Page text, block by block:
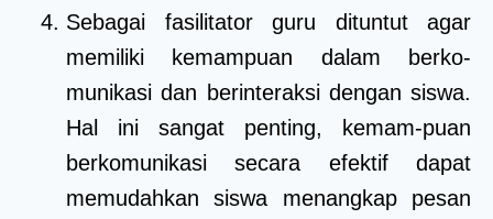
Sebagai fasilitator guru dituntut agar
memiliki kemampuan dalam berko-
munikasi dan berinteraksi dengan siswa.
Hal ini sangat penting, kemam-puan
berkomunikasi secara efektif dapat
memudahkan siswa menangkap pesan